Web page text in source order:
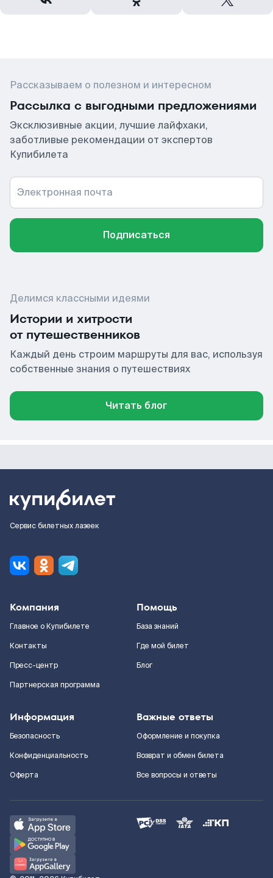
Рассказываем о полезном и интересном
Рассылка с выгодными предложениями
Эксклюзивные акции, лучшие лайфхаки,
заботливые рекомендации от экспертов
Купибилета
Электронная почта
Подписаться
Делимся классными идеями
Истории и хитрости
от путешественников
Каждый день строим маршруты для вас, используя
собственные знания о путешествиях
Читать блог
Сервис билетных лазеек
Компания
Главное о Купибилете
Контакты
Пресс-центр
Партнерская программа
Помощь
База знаний
Где мой билет
Блог
Информация
Безопасность
Конфиденциальность
Оферта
Важные ответы
Оформление и покупка
Возврат и обмен билета
Все вопросы и ответы